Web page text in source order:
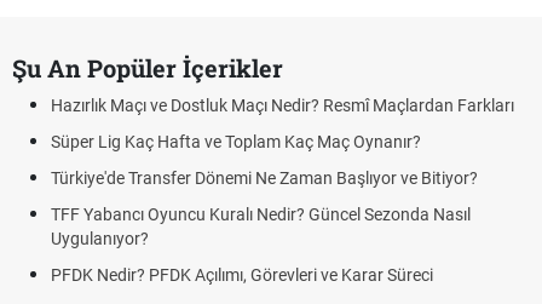
Şu An Popüler İçerikler
Hazırlık Maçı ve Dostluk Maçı Nedir? Resmî Maçlardan Farkları
Süper Lig Kaç Hafta ve Toplam Kaç Maç Oynanır?
Türkiye'de Transfer Dönemi Ne Zaman Başlıyor ve Bitiyor?
TFF Yabancı Oyuncu Kuralı Nedir? Güncel Sezonda Nasıl
Uygulanıyor?
PFDK Nedir? PFDK Açılımı, Görevleri ve Karar Süreci